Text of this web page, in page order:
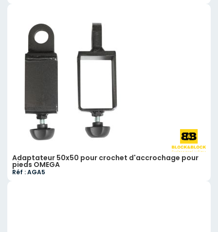
Adaptateur 50x50 pour crochet d'accrochage pour
pieds OMEGA
Réf : AGA5